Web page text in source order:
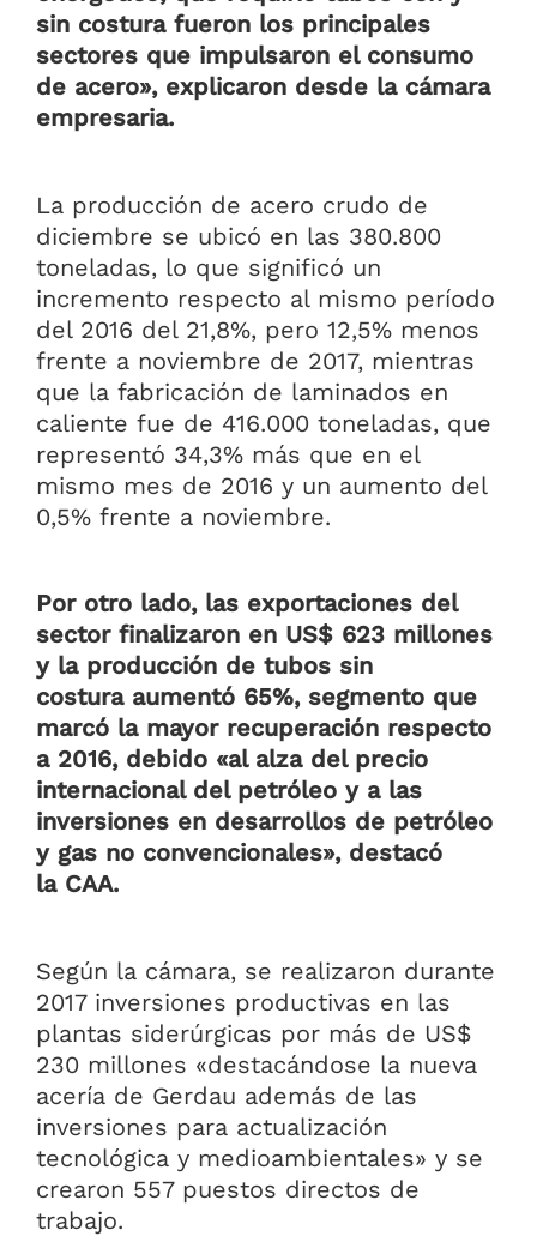
sin costura fueron los principales
sectores que impulsaron el consumo
de acero», explicaron desde la cámara
empresaria.
La producción de acero crudo de
diciembre se ubicó en las 380.800
toneladas, lo que significó un
incremento respecto al mismo período
del 2016 del 21,8%, pero 12,5% menos
frente a noviembre de 2017, mientras
que la fabricación de laminados en
caliente fue de 416.000 toneladas, que
representó 34,3% más que en el
mismo mes de 2016 y un aumento del
0,5% frente a noviembre.
Por otro lado, las exportaciones del
sector finalizaron en US$ 623 millones
y la producción de tubos sin
costura aumentó 65%, segmento que
marcó la mayor recuperación respecto
a 2016, debido «al alza del precio
internacional del petróleo y a las
inversiones en desarrollos de petróleo
y gas no convencionales», destacó
la CAA.
Según la cámara, se realizaron durante
2017 inversiones productivas en las
plantas siderúrgicas por más de US$
230 millones «destacándose la nueva
acería de Gerdau además de las
inversiones para actualización
tecnológica y medioambientales» y se
crearon 557 puestos directos de
trabajo.